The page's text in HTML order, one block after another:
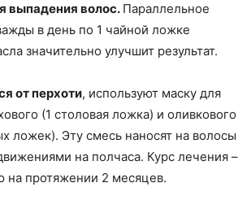
выпадения волос. Параллельное
в день по 1 чайной ложке
значительно улучшит результат.
от перхоти, используют маску для
(1 столовая ложка) и оливкового
ложек). Эту смесь наносят на волосы
на полчаса. Курс лечения –
на протяжении 2 месяцев.